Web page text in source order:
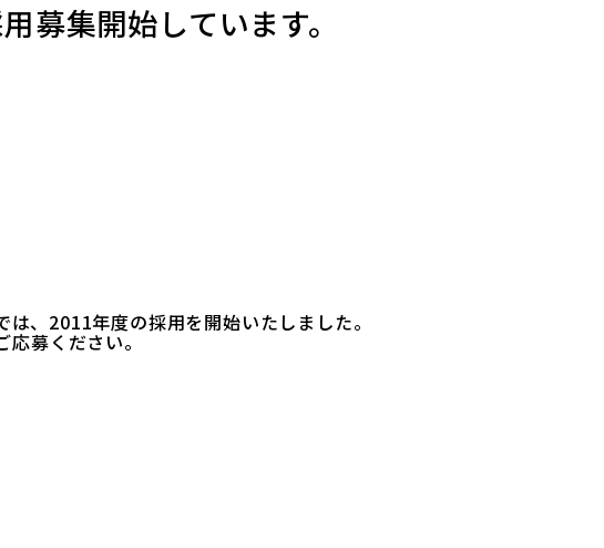
募集開始しています。
は、2011年度の採用を開始いたしました。
募ください。